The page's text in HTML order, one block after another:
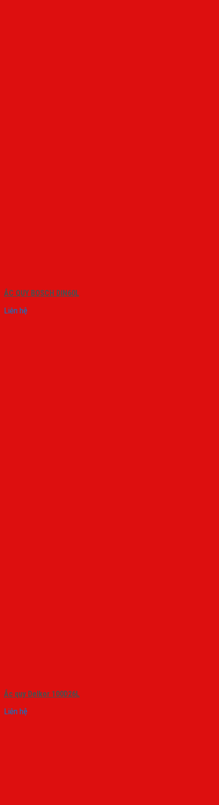
ẮC QUY BOSCH DIN60L
Liên hệ
Ắc quy Delkor 100D26L
Liên hệ